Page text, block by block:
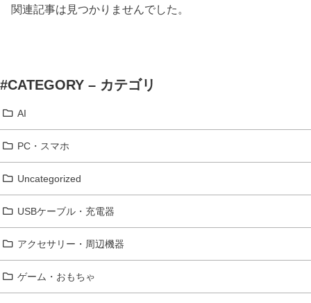
関連記事は見つかりませんでした。
#CATEGORY – カテゴリ
AI
PC・スマホ
Uncategorized
USBケーブル・充電器
アクセサリー・周辺機器
ゲーム・おもちゃ